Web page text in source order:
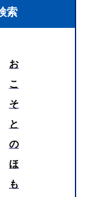
索
お
こ
そ
と
の
ほ
も